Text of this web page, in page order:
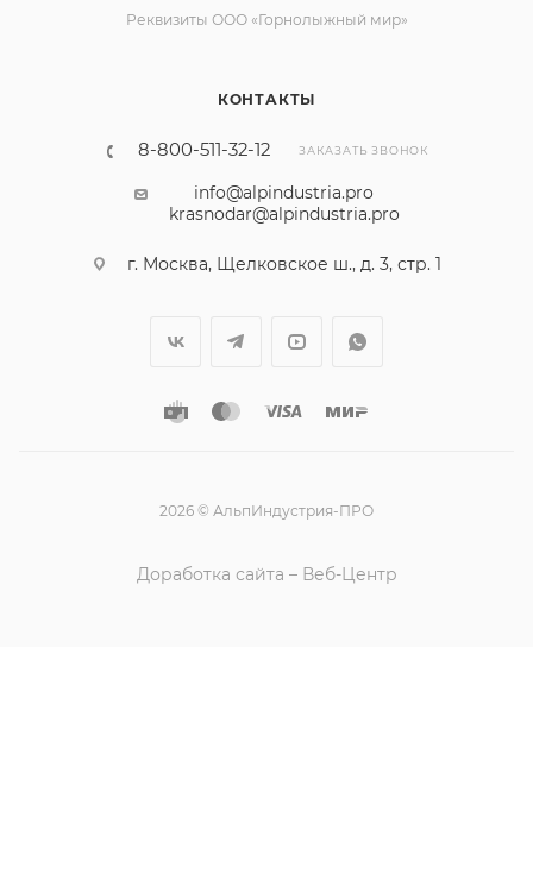
КОНТАКТЫ
8-800-511-32-12 ЗАКАЗАТЬ ЗВОНОК
info@alpindustria.pro
krasnodar@alpindustria.pro
г. Москва, Щелковское ш., д. 3, стр. 1
Реквизиты ООО «Горнолыжный мир»
2026 © АльпИндустрия-ПРО
Доработка сайта – Веб-Центр